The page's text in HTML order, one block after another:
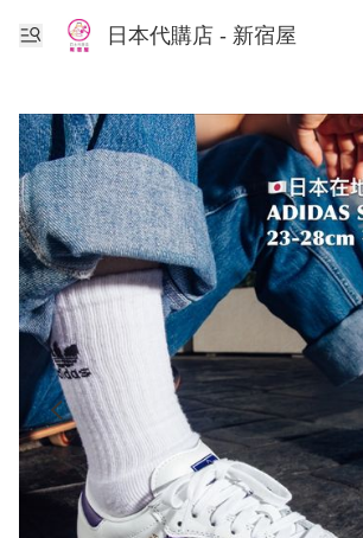
日本代購店 - 新宿屋